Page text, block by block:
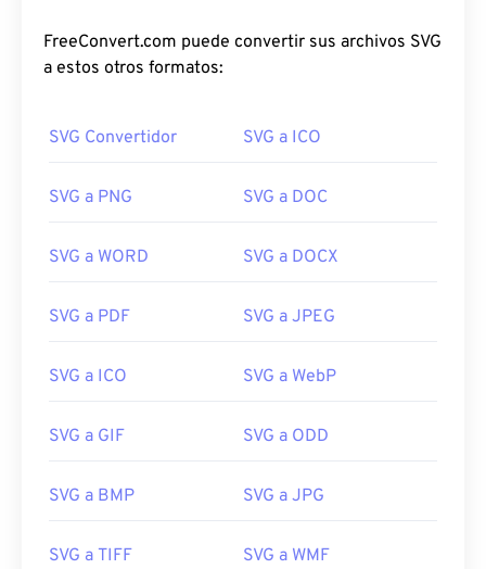
FreeConvert.com puede convertir sus archivos SVG
a estos otros formatos:
SVG Convertidor SVG a ICO
SVG a PNG SVG a DOC
SVG a WORD SVG a DOCX
SVG a PDF SVG a JPEG
SVG a ICO SVG a WebP
SVG a GIF SVG a ODD
SVG a BMP SVG a JPG
SVG a TIFF SVG a WMF